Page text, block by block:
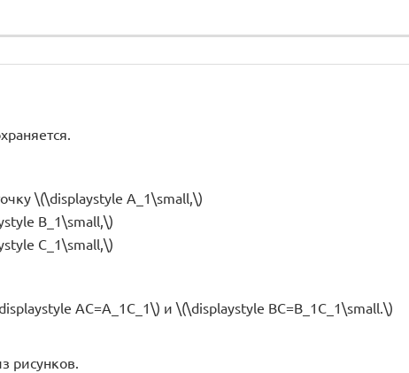
\(\displaystyle A_1\small,\)
B_1\small,\)
C_1\small,\)
AC=A_1C_1\) и \(\displaystyle BC=B_1C_1\small.\)
рисунков.